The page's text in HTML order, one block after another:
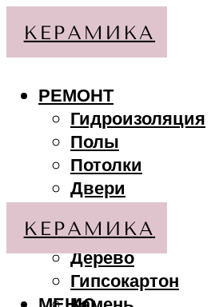
РЕМОНТ
Гидроизоляция
Полы
Потолки
Двери
МАТЕРИАЛЫ
Дерево
Гипсокартон